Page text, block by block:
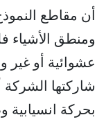
أن مقاطع
ومنطق الأشياء
عشوائية أو غير
شاركتها
بحركة